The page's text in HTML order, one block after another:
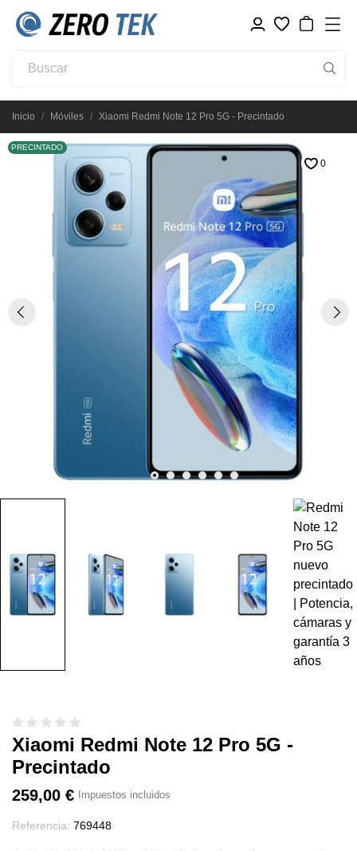
Inicio Móviles Xiaomi Redmi Note 12 Pro 5G - Precintado
PRECINTADO
0
Xiaomi Redmi Note 12 Pro 5G -
Precintado
259,00 € Impuestos incluidos
Referencia: 769448